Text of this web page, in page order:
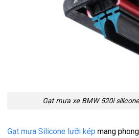
Gạt mưa xe BMW 520i
Gạt mưa Silicone lưỡi kép mang